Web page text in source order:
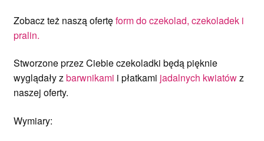
Zobacz też naszą ofertęform do czekolad, czekoladek i
pralin.
Stworzone przez Ciebie czekoladki będą pięknie
wyglądały zbarwnikami i płatkami jadalnych kwiatówz
naszej oferty.
Wymiary: